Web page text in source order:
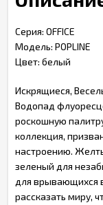
Серия: OFFICE
Модель: POPLINE
Цвет: белый
Искрящиеся,
Водопад
роскошную
коллекция,
настроению.
зеленый для
для врывающихся
рассказать миру,